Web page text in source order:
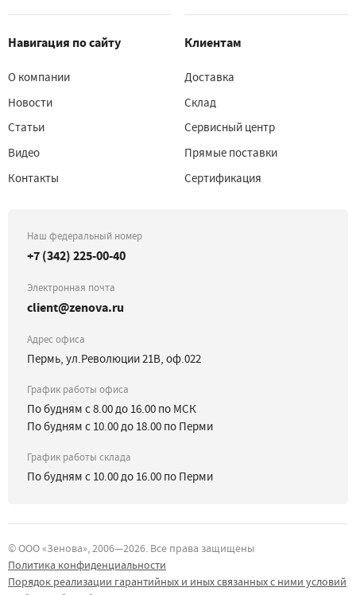
Навигация по сайту
О компании
Новости
Статьи
Видео
Контакты
Клиентам
Доставка
Склад
Сервисный центр
Прямые поставки
Сертификация
Наш федеральный номер
+7 (342) 225-00-40
Электронная почта
client@zenova.ru
Адрес офиса
Пермь, ул.Революции 21В, оф.022
График работы офиса
По будням с 8.00 до 16.00 по МСК
По будням с 10.00 до 18.00 по Перми
График работы склада
По будням с 10.00 до 16.00 по Перми
©ООО «Зенова», 2006—2026. Все права защищены
Политика конфиденциальности
Порядок реализации гарантийных и иных связанных с ними условий